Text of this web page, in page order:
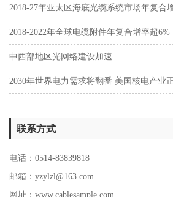
2018-27年亚太区海底光缆系统市场年复合
2018-2022年全球电缆附件年复合增率超6%
中西部地区光网络建设加速
2030年世界电力需求将翻番 美国核电产业
联系方式
电话：0514-83839818
邮箱：yzylzl@163.com
网址： www.cablesample.com